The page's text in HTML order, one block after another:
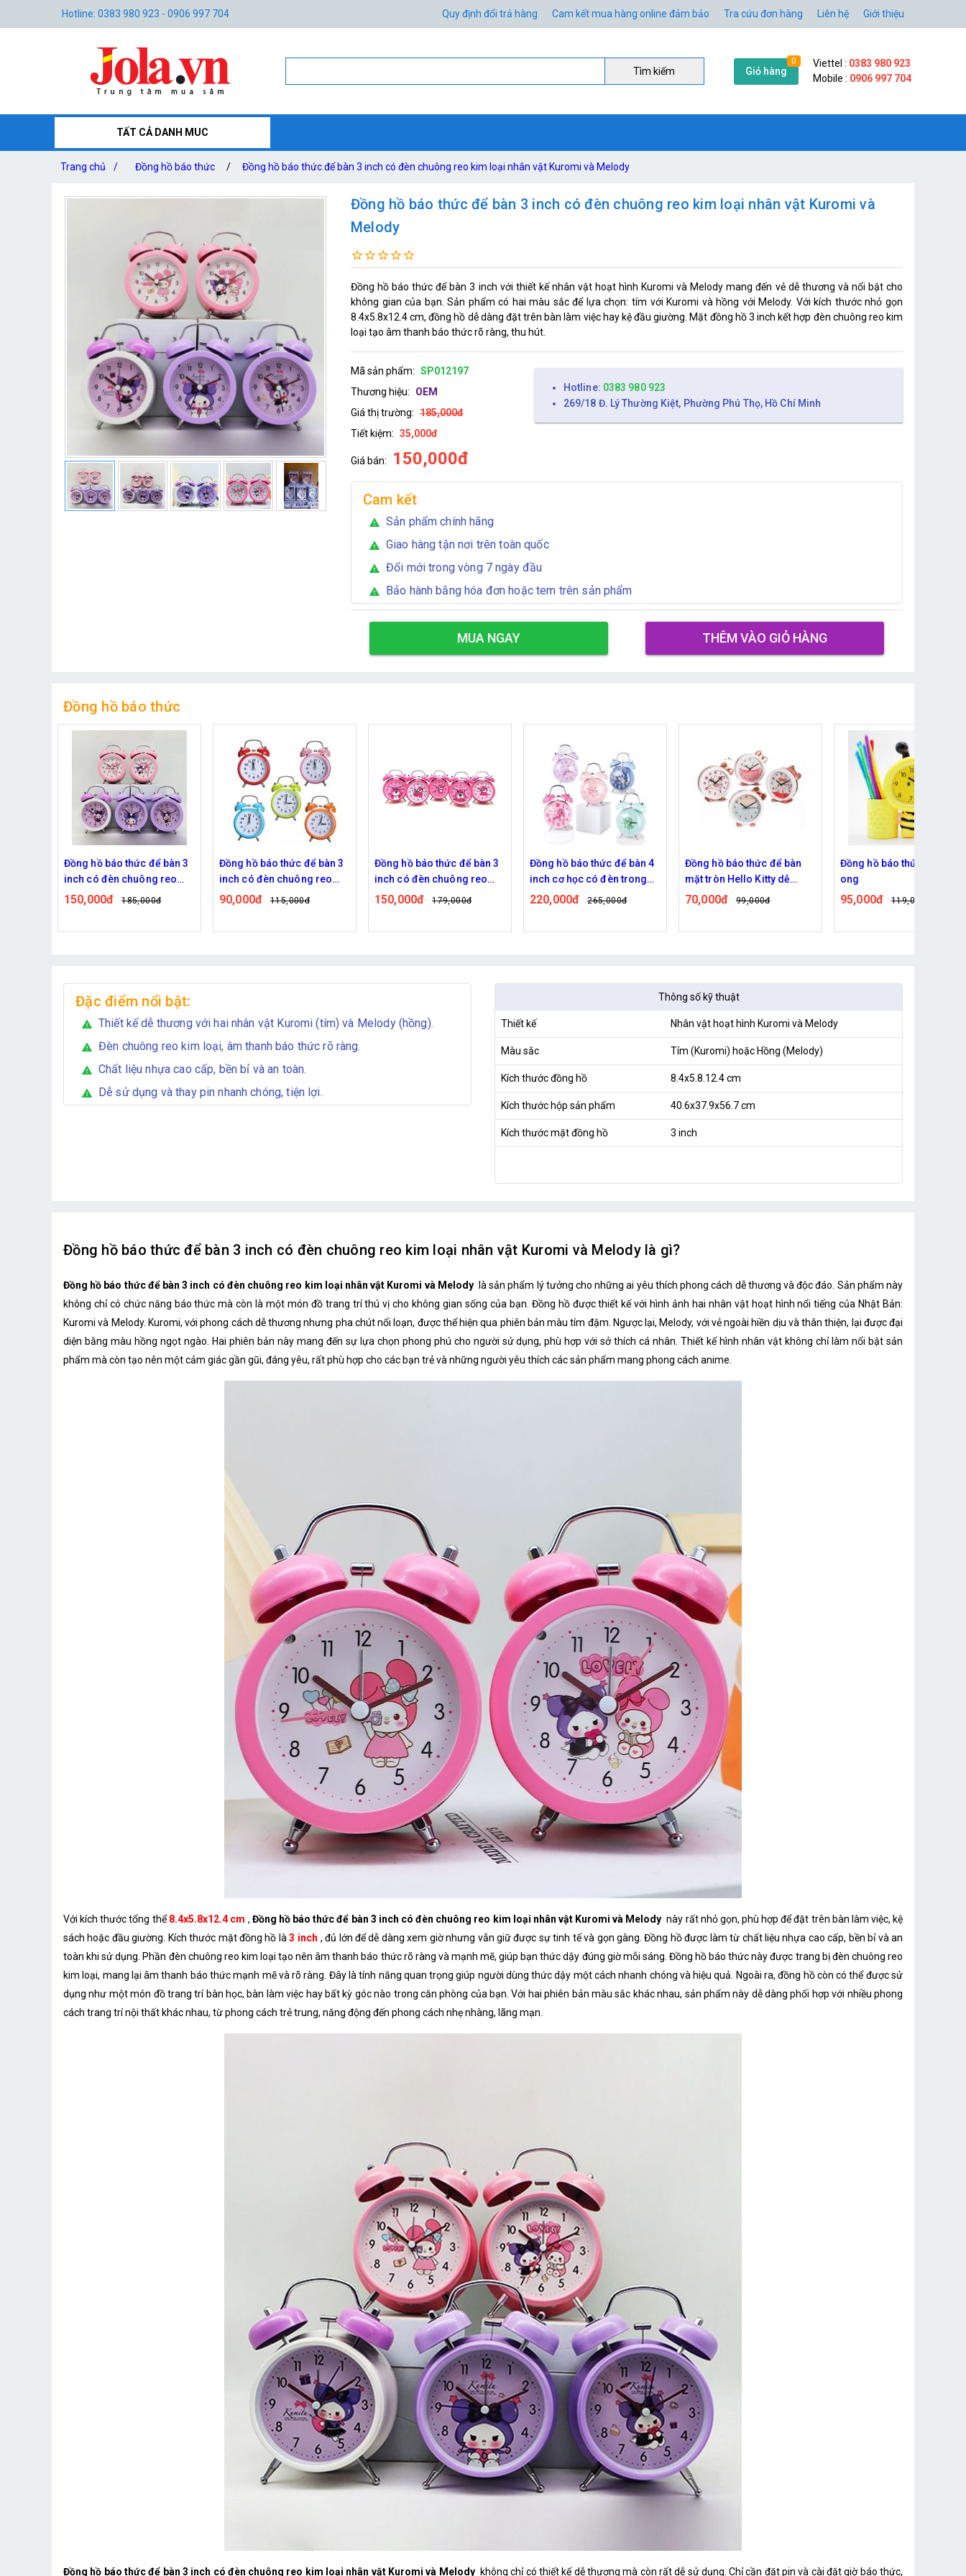
Hotline: 0383 980 923 - 0906 997 704 Quy định đổi trả hàng Cam kết mua hàng online đảm bảo Tra cứu đơn hàng Liên hệ Giới thiệu
Tìm kiếm Giỏ hàng
0 Viettel : 0383 980 923
Mobile : 0906 997 704
TẤT CẢ DANH MUC
Trang chủ / Đồng hồ báo thức / Đồng hồ báo thức để bàn 3 inch có đèn chuông reo kim loại nhân vật Kuromi và Melody
Đồng hồ báo thức để bàn 3 inch có đèn chuông reo kim loại nhân vật Kuromi và
Melody
Đồng hồ báo thức để bàn 3 inch với thiết kế nhân vật hoạt hình Kuromi và Melody mang đến vẻ dễ thương và nổi bật cho
không gian của bạn. Sản phẩm có hai màu sắc để lựa chọn: tím với Kuromi và hồng với Melody. Với kích thước nhỏ gọn
8.4x5.8x12.4 cm, đồng hồ dễ dàng đặt trên bàn làm việc hay kệ đầu giường. Mặt đồng hồ 3 inch kết hợp đèn chuông reo kim
loại tạo âm thanh báo thức rõ ràng, thu hút.
Mã sản phẩm: SP012197
Thương hiệu:
OEM
Giá thị trường: 185,000đ
Tiết kiệm: 35,000đ
Giá bán: 150,000đ
Hotline: 0383 980 923
269/18 Đ. Lý Thường Kiệt, Phường Phú Thọ, Hồ Chí Minh
Cam kết
warning Sản phẩm chính hãng
warning Giao hàng tận nơi trên toàn quốc
warning Đổi mới trong vòng 7 ngày đầu
warning Bảo hành bằng hóa đơn hoặc tem trên sản phẩm
MUA NGAY THÊM VÀO GIỎ HÀNG
Đồng hồ báo thức
Đồng hồ báo thức để bàn 3
inch có đèn chuông reo
kim loại nhân vật Kuromi và
150,000đ 185,000đ
Đồng hồ báo thức để bàn 3
inch có đèn chuông reo
kim loại phong cách retro
90,000đ 115,000đ
Đồng hồ báo thức để bàn 3
inch có đèn chuông reo
kim loại hình nhân vật gấu
150,000đ 179,000đ
Đồng hồ báo thức để bàn 4
inch cơ học có đèn trong
suốt mặt lồi hình dễ thương
220,000đ 265,000đ
Đồng hồ báo thức để bàn
mặt tròn Hello Kitty dễ
thương kích thước
70,000đ 99,000đ
Đồng hồ báo thức hình con
ong
95,000đ 119,000đ
Đặc điểm nổi bật:
warning Thiết kế dễ thương với hai nhân vật Kuromi (tím) và Melody (hồng).
warning Đèn chuông reo kim loại, âm thanh báo thức rõ ràng.
warning Chất liệu nhựa cao cấp, bền bỉ và an toàn.
warning Dễ sử dụng và thay pin nhanh chóng, tiện lợi.
Thông số kỹ thuật
Thiết kế Nhân vật hoạt hình Kuromi và Melody
Màu sắc Tím (Kuromi) hoặc Hồng (Melody)
Kích thước đồng hồ 8.4x5.8.12.4 cm
Kích thước hộp sản phẩm 40.6x37.9x56.7 cm
Kích thước mặt đồng hồ 3 inch
Đồng hồ báo thức để bàn 3 inch có đèn chuông reo kim loại nhân vật Kuromi và Melody là gì?
Đồng hồ báo thức để bàn 3 inch có đèn chuông reo kim loại nhân vật Kuromi và Melody
là sản phẩm lý tưởng cho những ai yêu thích phong cách dễ thương và độc đáo. Sản phẩm này
không chỉ có chức năng báo thức mà còn là một món đồ trang trí thú vị cho không gian sống của bạn. Đồng hồ được thiết kế với hình ảnh hai nhân vật hoạt hình nổi tiếng của Nhật Bản:
Kuromi và Melody. Kuromi, với phong cách dễ thương nhưng pha chút nổi loạn, được thể hiện qua phiên bản màu tím đậm. Ngược lại, Melody, với vẻ ngoài hiền dịu và thân thiện, lại được đại
diện bằng màu hồng ngọt ngào. Hai phiên bản này mang đến sự lựa chọn phong phú cho người sử dụng, phù hợp với sở thích cá nhân. Thiết kế hình nhân vật không chỉ làm nổi bật sản
phẩm mà còn tạo nên một cảm giác gần gũi, đáng yêu, rất phù hợp cho các bạn trẻ và những người yêu thích các sản phẩm mang phong cách anime.
Với kích thước tổng thể8.4x5.8x12.4 cm , Đồng hồ báo thức để bàn 3 inch có đèn chuông reo kim loại nhân vật Kuromi và Melody này rất nhỏ gọn, phù hợp để đặt trên bàn làm việc, kệ
sách hoặc đầu giường. Kích thước mặt đồng hồ là3 inch , đủ lớn để dễ dàng xem giờ nhưng vẫn giữ được sự tinh tế và gọn gàng. Đồng hồ được làm từ chất liệu nhựa cao cấp, bền bỉ và an
toàn khi sử dụng. Phần đèn chuông reo kim loại tạo nên âm thanh báo thức rõ ràng và mạnh mẽ, giúp bạn thức dậy đúng giờ mỗi sáng. Đồng hồ báo thức này được trang bị đèn chuông reo
kim loại, mang lại âm thanh báo thức mạnh mẽ và rõ ràng. Đây là tính năng quan trọng giúp người dùng thức dậy một cách nhanh chóng và hiệu quả. Ngoài ra, đồng hồ còn có thể được sử
dụng như một món đồ trang trí bàn học, bàn làm việc hay bất kỳ góc nào trong căn phòng của bạn. Với hai phiên bản màu sắc khác nhau, sản phẩm này dễ dàng phối hợp với nhiều phong
cách trang trí nội thất khác nhau, từ phong cách trẻ trung, năng động đến phong cách nhẹ nhàng, lãng mạn.
Đồng hồ báo thức để bàn 3 inch có đèn chuông reo kim loại nhân vật Kuromi và Melody không chỉ có thiết kế dễ thương mà còn rất dễ sử dụng. Chỉ cần đặt pin và cài đặt giờ báo thức,